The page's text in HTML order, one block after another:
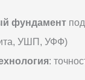
фундамент
УШП, УФФ)
: